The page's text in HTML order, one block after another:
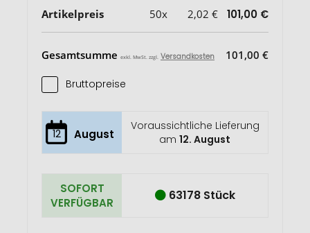
Artikelpreis 50x 2,02 € 101,00 €
Gesamtsumme exkl. MwSt. zzgl. Versandkosten 101,00 €
Bruttopreise
12 August
Voraussichtliche Lieferung
am12. August
SOFORT
VERFÜGBAR
63178 Stück